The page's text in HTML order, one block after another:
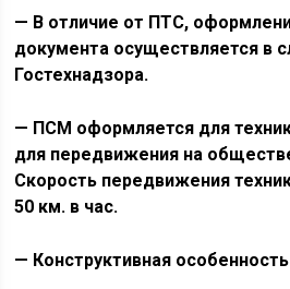
— В отличие от ПТС,
документа осуществляется в
Гостехнадзора.
— ПСМ оформляется для
для передвижения на
Скорость передвижения
50 км. в час.
— Конструктивная